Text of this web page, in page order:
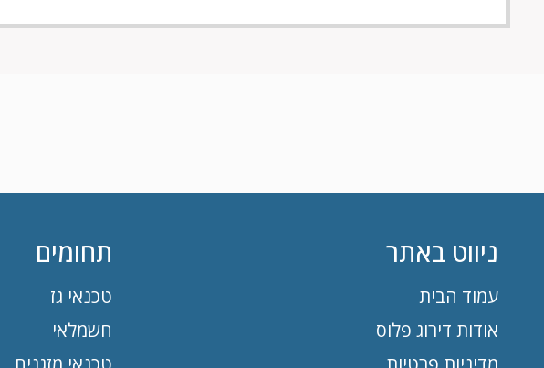
ניווט באתר
עמוד הבית
אודות דירוג פלוס
תחומים
טכנאי גז
חשמלאי